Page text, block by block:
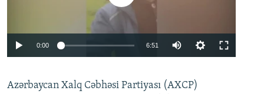
0:00 6:51
360p
Azərbaycan Xalq Cəbhəsi Partiyası (AXCP)